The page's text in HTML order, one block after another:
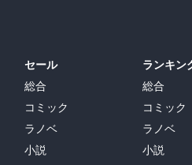
セール
総合
コミック
ラノベ
小説
ランキン
総合
コミック
ラノベ
小説